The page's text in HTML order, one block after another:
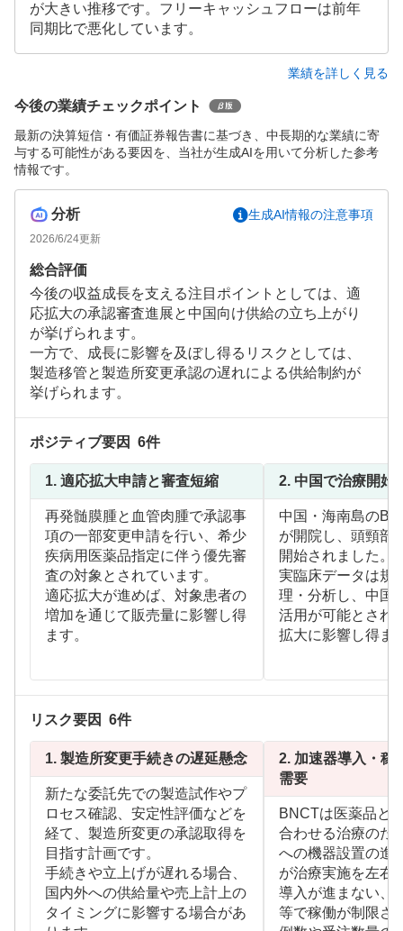
が大きい推移です。フリーキャッシュフローは前年
同期比で悪化しています。
業績を詳しく見る
今後の業績チェックポイント
最新の決算短信・有価証券報告書に基づき、中長期的な業績に寄
与する可能性がある要因を、当社が生成AIを用いて分析した参考
情報です。
分析 生成AI情報の注意事項
2026/6/24更新
総合評価
今後の収益成長を支える注目ポイントとしては、適
応拡大の承認審査進展と中国向け供給の立ち上がり
が挙げられます。
一方で、成長に影響を及ぼし得るリスクとしては、
製造移管と製造所変更承認の遅れによる供給制約が
挙げられます。
ポジティブ要因 6件
1. 適応拡大申請と審査短縮
再発髄膜腫と血管肉腫で承認事
項の一部変更申請を行い、希少
疾病用医薬品指定に伴う優先審
査の対象とされています。
適応拡大が進めば、対象患者の
増加を通じて販売量に影響し得
ます。
2. 中国で治療開始
中国・海南島の
が開院し、頭頸部
開始されました。
実臨床データは規
理・分析し、中国
活用が可能とされ
拡大に影響し得ま
リスク要因 6件
1. 製造所変更手続きの遅延懸念
新たな委託先での製造試作やプ
ロセス確認、安定性評価などを
経て、製造所変更の承認取得を
目指す計画です。
手続きや立上げが遅れる場合、
国内外への供給量や売上計上の
タイミングに影響する場合があ
2. 加速器導入・稼
需要
BNCTは医薬品と
合わせる治療のた
への機器設置の進
が治療実施を左右
導入が進まない、
等で稼働が制限さ